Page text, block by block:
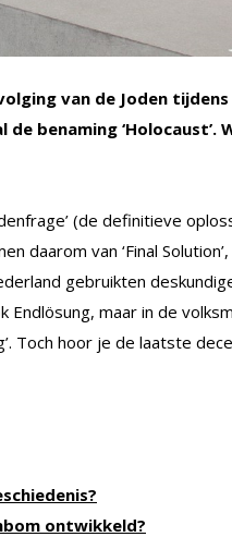
van de Joden
benaming
(de definitieve
daarom van ‘Final Solution’,
gebruikten
Endlösung, maar in de
Toch hoor je de laatste
ontwikkeld?